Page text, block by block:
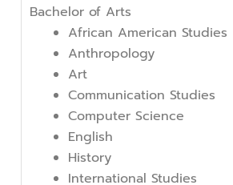
Bachelor of Arts
African American Studies
Anthropology
Art
Communication Studies
Computer Science
English
History
International Studies